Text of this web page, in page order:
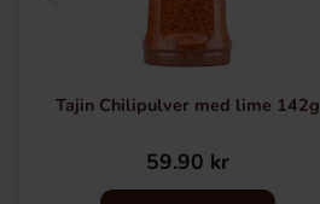
Tajin Chilipulver med lime 142g
59.90 kr